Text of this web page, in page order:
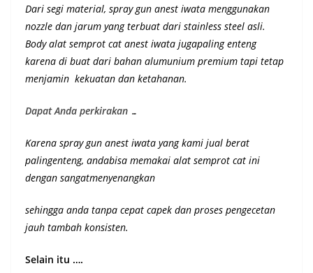
Dari segi material, spray gun anest iwata menggunakan
nozzle dan jarum yang terbuat dari stainless steel asli.
Body alat semprot cat anest iwata jugapaling enteng
karena di buat dari bahan alumunium premium tapi tetap
menjamin kekuatan dan ketahanan.
Dapat Anda perkirakan …
Karena spray gun anest iwata yang kami jual berat
palingenteng, andabisa memakai alat semprot cat ini
dengan sangatmenyenangkan
sehingga anda tanpa cepat capek dan proses pengecetan
jauh tambah konsisten.
Selain itu ….